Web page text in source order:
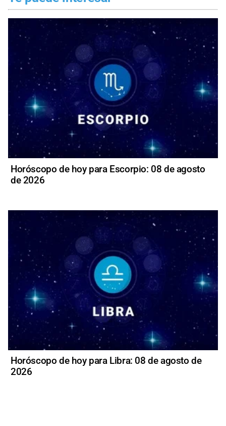
Horóscopo de hoy para Escorpio: 08 de agosto
de 2026
Horóscopo de hoy para Libra: 08 de agosto de
2026